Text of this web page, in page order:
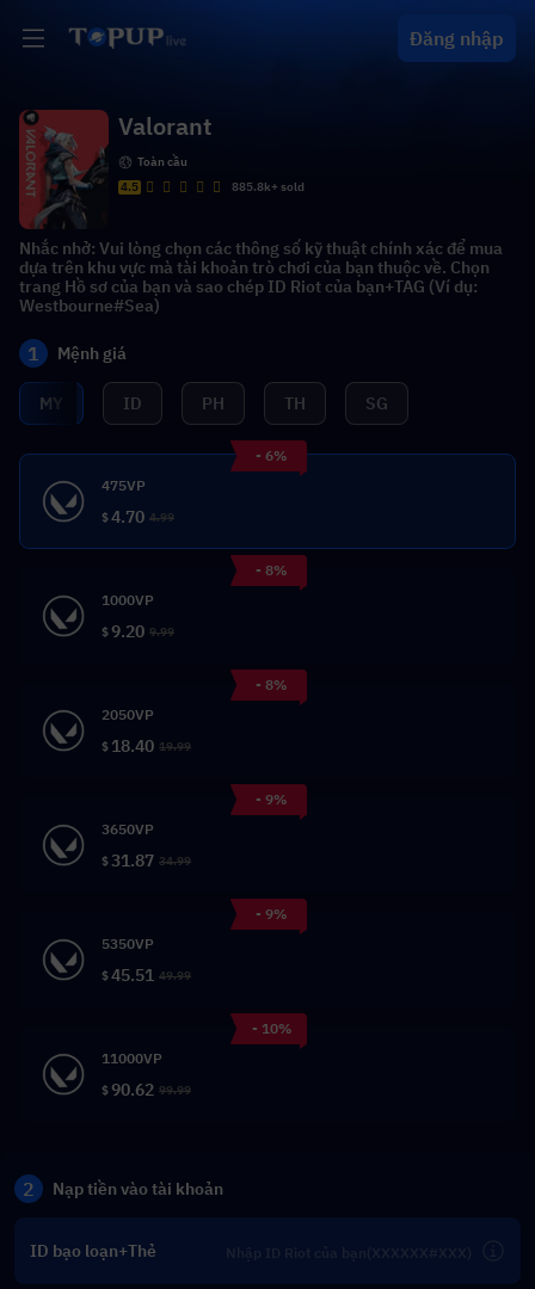
Đăng nhập
Valorant
Toàn cầu
4.5
885.8k+ sold
Nhắc nhở: Vui lòng chọn các thông số kỹ thuật chính xác để mua
dựa trên khu vực mà tài khoản trò chơi của bạn thuộc về. Chọn
trang Hồ sơ của bạn và sao chép ID Riot của bạn+TAG (Ví dụ:
Westbourne#Sea)
1 Mệnh giá
MY ID PH TH SG
- 6%
475VP
$4.70 4.99
- 8%
1000VP
$9.20 9.99
- 8%
2050VP
$ 18.40 19.99
- 9%
3650VP
$31.87 34.99
- 9%
5350VP
$45.51 49.99
- 10%
11000VP
$90.62 99.99
2 Nạp tiền vào tài khoản
ID bạo loạn+Thẻ